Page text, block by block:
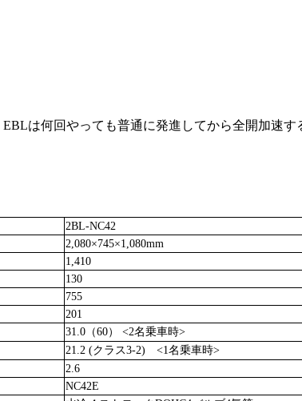
は何回やっても普通に発進してから全開加速
2BL-NC42
2,080×745×1,080mm
1,410
130
755
201
31.0（60） <2名乗車時>
21.2 (クラス3-2) <1名乗車時>
2.6
NC42E